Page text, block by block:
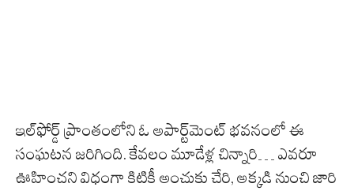
ఇల్‌ఫోర్డ్ ప్రాంతంలోని ఓ అపార్ట్‌మెంట్ భవనంలో ఈ
సంఘటన జరిగింది. కేవలం మూడేళ్ల చిన్నారి… ఎవరూ
ఊహించని విధంగా కిటికీ అంచుకు చేరి, అక్కడి నుంచి జారి